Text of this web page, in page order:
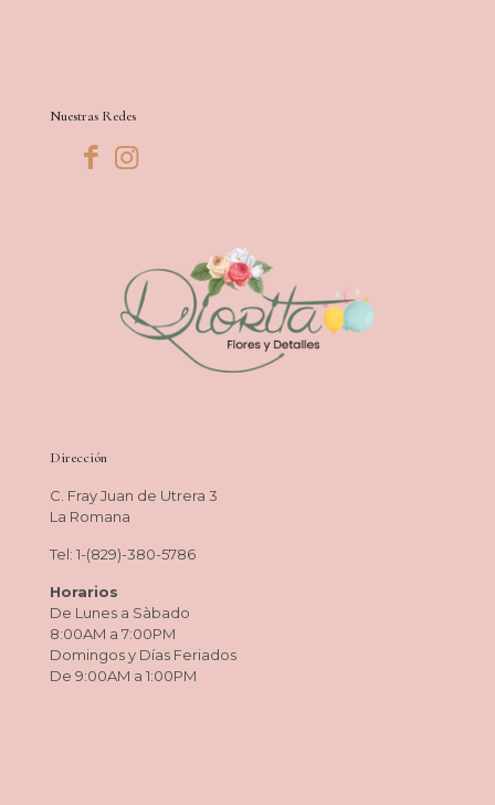
Nuestras Redes
Dirección
C. Fray Juan de Utrera 3
La Romana
Tel: 1-(829)-380-5786
Horarios
De Lunes a Sàbado
8:00AM a 7:00PM
Domingos y Días Feriados
De 9:00AM a 1:00PM